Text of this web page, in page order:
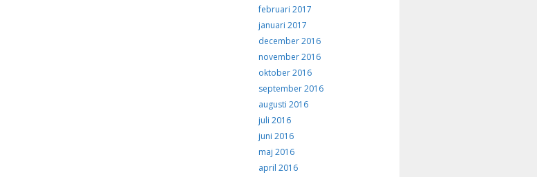
februari 2017
januari 2017
december 2016
november 2016
oktober 2016
september 2016
augusti 2016
juli 2016
juni 2016
maj 2016
april 2016